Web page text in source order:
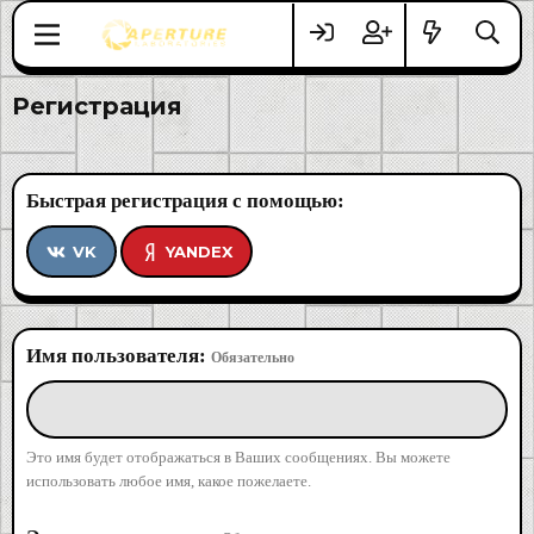
Регистрация
Быстрая регистрация с помощью
VK YANDEX
Имя пользователя Обязательно
Это имя будет отображаться в Ваших сообщениях. Вы можете
использовать любое имя, какое пожелаете.